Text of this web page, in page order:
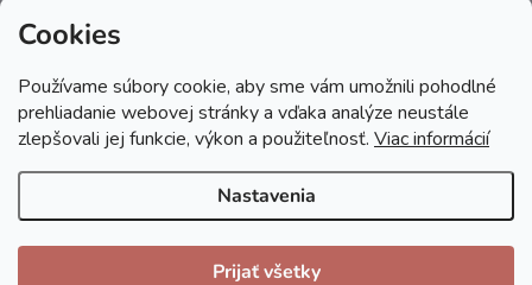
Cookies
Používame súbory cookie, aby sme vám umožnili pohodlné
prehliadanie webovej stránky a vďaka analýze neustále
zlepšovali jej funkcie, výkon a použiteľnosť. Viac informácií
Nastavenia
Prijať všetky
Oravická 614/14
Okres Tvrdošín